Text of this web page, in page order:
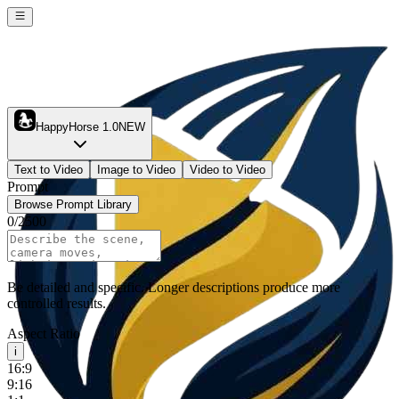
HappyHorse 1.0NEW
Text to Video Image to Video Video to Video
Prompt
Browse Prompt Library
0/2500
Be detailed and specific. Longer descriptions produce more
controlled results.
Aspect Ratio
i
16:9
9:16